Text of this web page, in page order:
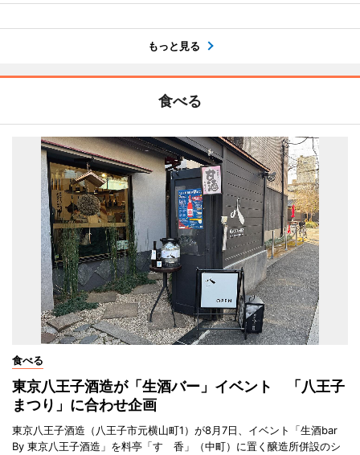
もっと見る
食べる
食べる
東京八王子酒造が「生酒バー」イベント 「八王子
まつり」に合わせ企画
東京八王子酒造（八王子市元横山町1）が8月7日、イベント「生酒bar
By 東京八王子酒造」を料亭「すゞ香」（中町）に置く醸造所併設のシ